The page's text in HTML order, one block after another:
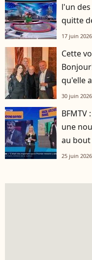
l'un
quitte
17 juin 2026
Cette
qu'elle
30 juin 2026
BFMTV
une
au bout
25 juin 2026